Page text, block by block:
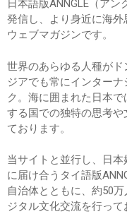
日本語版ANNGLE（ア
発信し、より身近に海
ウェブマガジンです。
世界のあらゆる人種が
ジアでも常にインター
ク。海に囲まれた日本
する国での独特の思考
ております。
当サイトと並行し、日
に届け合うタイ語版
自治体とともに、約50
ジタル文化交流を行って